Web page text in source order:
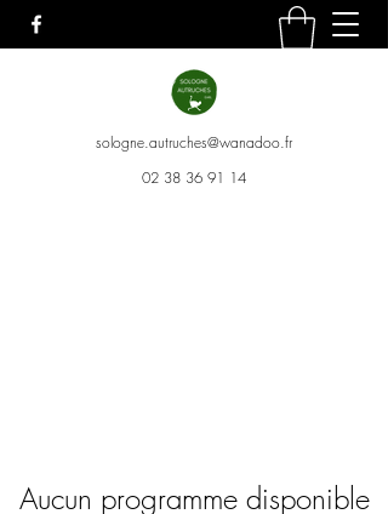
sologne.autruches@wanadoo.fr
02 38 36 91 14
Aucun programme disponible